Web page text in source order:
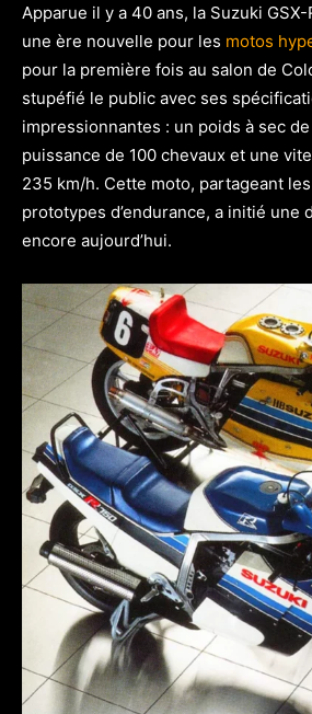
Apparue il y a 40 ans, la Suzuki
une ère nouvelle pour les motos
pour la première fois au salon de
stupéfié le public avec ses
impressionnantes : un poids à sec
puissance de 100 chevaux et une
235 km/h. Cette moto, partageant
prototypes d’endurance, a initié une
encore aujourd’hui.